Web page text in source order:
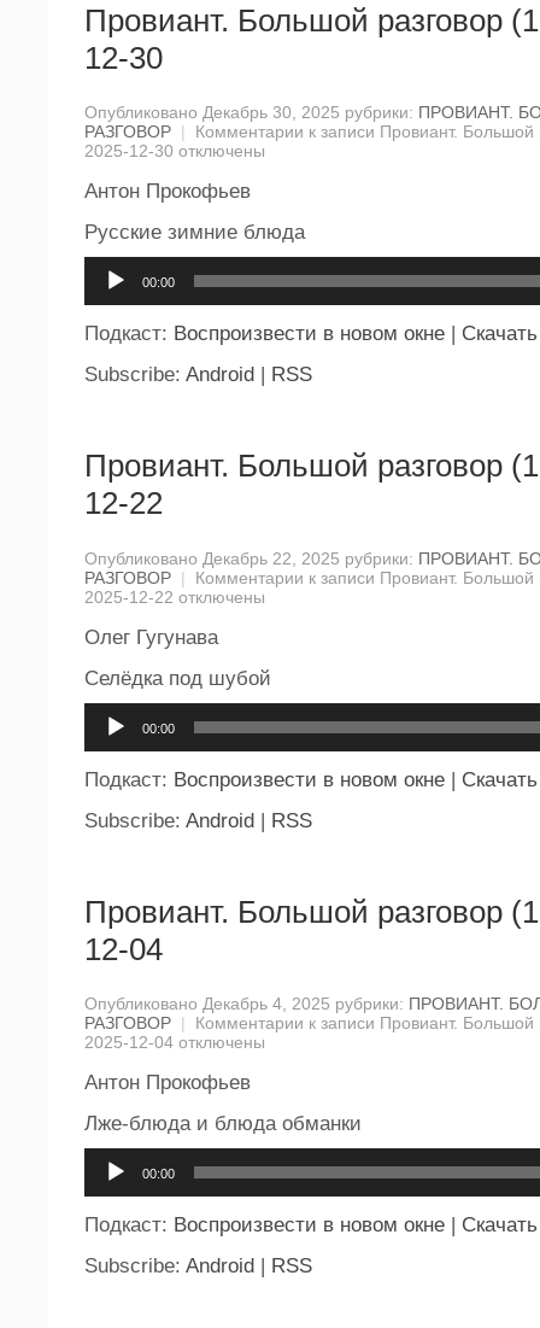
Провиант. Большой разговор
12-30
Опубликовано Декабрь 30, 2025 рубрики: ПРОВИАНТ.
РАЗГОВОР | Комментарии к записи Провиант. Большой
2025-12-30 отключены
Антон Прокофьев
Русские зимние блюда
00:00
Подкаст: Воспроизвести в новом окне
Скачать
Subscribe: Android RSS
Провиант. Большой разговор
12-22
Опубликовано Декабрь 22, 2025 рубрики: ПРОВИАНТ.
РАЗГОВОР | Комментарии к записи Провиант. Большой
2025-12-22 отключены
Олег Гугунава
Селёдка под шубой
00:00
Подкаст: Воспроизвести в новом окне | Скачать
Subscribe: Android | RSS
Провиант. Большой разговор
12-04
Опубликовано Декабрь 4, 2025 рубрики: ПРОВИАНТ.
РАЗГОВОР | Комментарии к записи Провиант. Большой
2025-12-04 отключены
Антон Прокофьев
Лже-блюда и блюда обманки
00:00
Подкаст: Воспроизвести в новом окне
Скачать
Subscribe: Android RSS